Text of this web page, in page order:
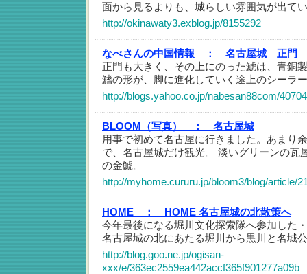
面から見るよりも、城らしい雰囲気が出て
http://okinawaty3.exblog.jp/8155292
なべさんの中国情報 ：
名古屋城 正門
正門も大きく、その上にのった鯱は、青銅
鰭の形が、脚に進化していく途上のシーラ
http://blogs.yahoo.co.jp/nabesan88com/
BLOOM（写真） ：
名古屋城
用事で初めて名古屋に行きました。あまり
で、名古屋城だけ観光。 淡いグリーンの瓦
の金鯱。
http://myhome.cururu.jp/bloom3/blog/article/
HOME ：
HOME 名古屋城の北散策へ
今年最後になる堀川文化探索隊へ参加した
名古屋城の北にあたる堀川から黒川と名城
http://blog.goo.ne.jp/ogisan-
xxx/e/363ec2559ea442accf365f901277a09b